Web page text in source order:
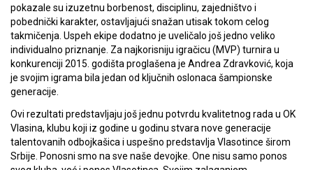
pokazale su izuzetnu borbenost, disciplinu, zajedništvo i
pobednički karakter, ostavljajući snažan utisak tokom celog
takmičenja. Uspeh ekipe dodatno je uveličalo još jedno veliko
individualno priznanje. Za najkorisniju igračicu (MVP) turnira u
konkurenciji 2015. godišta proglašena je Andrea Zdravković, koja
je svojim igrama bila jedan od ključnih oslonaca šampionske
generacije.
Ovi rezultati predstavljaju još jednu potvrdu kvalitetnog rada u OK
Vlasina, klubu koji iz godine u godinu stvara nove generacije
talentovanih odbojkašica i uspešno predstavlja Vlasotince širom
Srbije. Ponosni smo na sve naše devojke. One nisu samo ponos